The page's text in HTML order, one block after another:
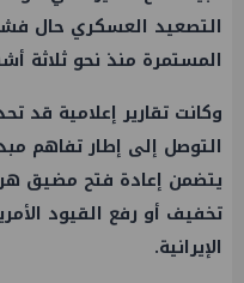
التصعيد العسكري حال
المستمرة منذ نحو ثلاثة
وكانت تقارير إعلامية قد
التوصل إلى إطار تفاهم
يتضمن إعادة فتح مضيق
تخفيف أو رفع القيود
الإيرانية.